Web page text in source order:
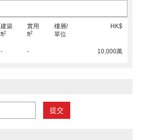
建築
ft2
實用
ft2
樓層/
單位
HK$
- - 10,000萬
提交